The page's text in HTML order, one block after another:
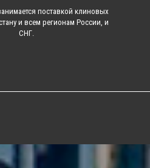
поставкой клиновых
и всем регионам России, и
СНГ.